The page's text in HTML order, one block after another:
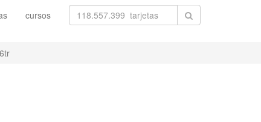
cursos